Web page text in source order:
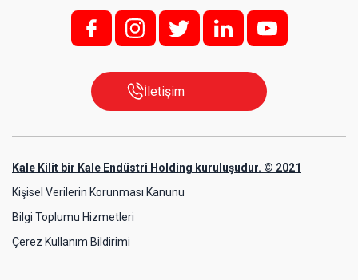
f; i; t l y
İletişim
Kale Kilit bir Kale Endüstri Holding kuruluşudur. © 2021
Kişisel Verilerin Korunması Kanunu
Bilgi Toplumu Hizmetleri
Çerez Kullanım Bildirimi